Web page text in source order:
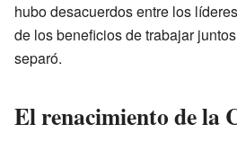
hubo desacuerdos entre los
de los beneficios de trabajar
separó.
El renacimiento de la